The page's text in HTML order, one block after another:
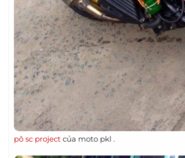
pô sc project của moto pkl .